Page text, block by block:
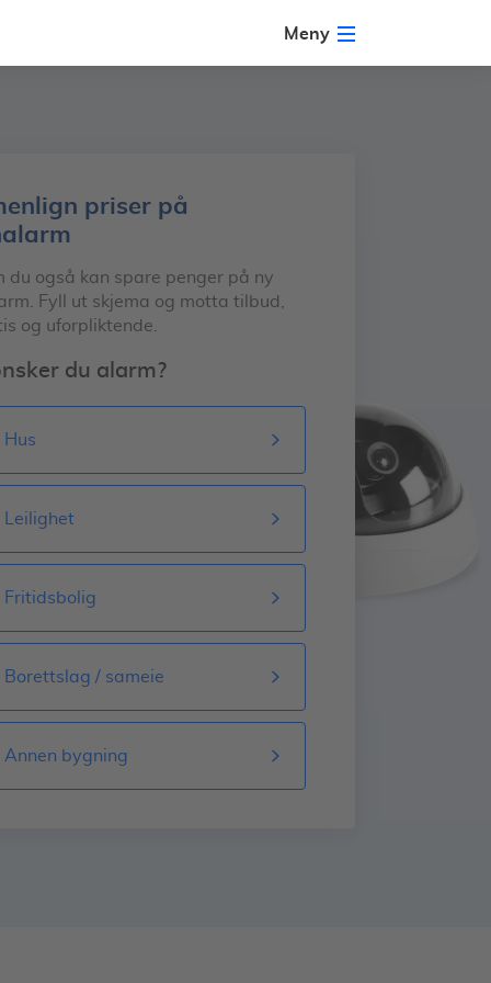
Meny
priser på
du også kan spare penger på ny
Fyll ut skjema og motta tilbud,
og uforpliktende.
du alarm?
Hus
Leilighet
Fritidsbolig
Borettslag / sameie
Annen bygning